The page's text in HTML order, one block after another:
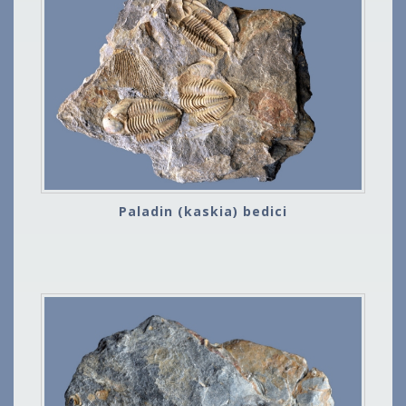
Paladin (kaskia) bedici